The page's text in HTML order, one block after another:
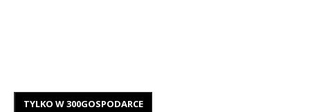
TYLKO W 300GOSPODARCE